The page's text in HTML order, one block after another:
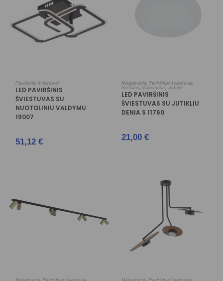
Į KREPŠELĮ
Paviršiniai šviestuvai
LED PAVIRŠINIS
ŠVIESTUVAS SU
NUOTOLINIU VALDYMU
19007
51,12 €
Į KREPŠELĮ
Miegamasis, Paviršiniai šviestuvai,
Svetainė, Valgomasis, Virtuvė
LED PAVIRŠINIS
ŠVIESTUVAS SU JUTIKLIU
DENIA S 11760
21,00 €
Į KREPŠELĮ
Miegamasis Paviršiniai šviestuvai Į KREPŠELĮ
Miegamasis Paviršiniai šviestuvai